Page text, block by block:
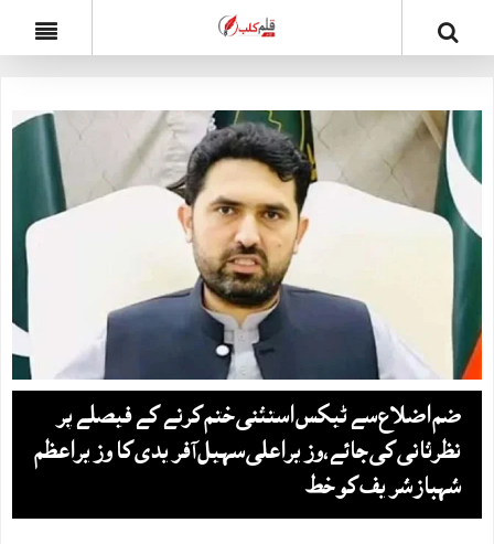
ضم اضلاع سے ٹیکس استثنی ختم کرنے کے فیصلے پر
نظرثانی کی جائے،وزیراعلی سہیل آفریدی کا وزیراعظم
شہباز شریف کو خط